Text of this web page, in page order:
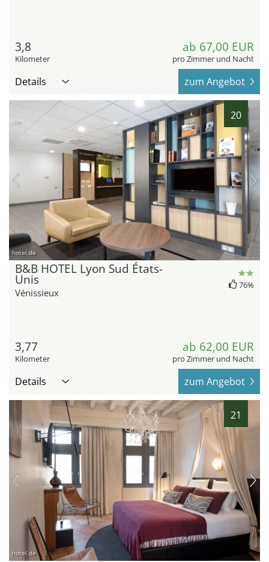
3,8
Kilometer
ab 67,00 EUR
pro Zimmer und Nacht
Details zum Angebot
20
hotel.de
B&B HOTEL Lyon Sud États-
Unis
Vénissieux
76%
3,77
Kilometer
ab 62,00 EUR
pro Zimmer und Nacht
Details zum Angebot
21
hotel.de